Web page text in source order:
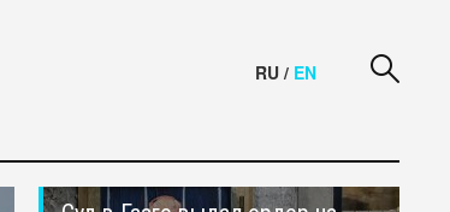
RU / EN